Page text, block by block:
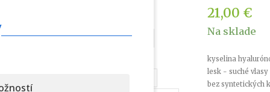
Achromatic Blonde Aromatherapy
21,00 €
Na sklade
kyselina
lesk - suché
bez syntetických